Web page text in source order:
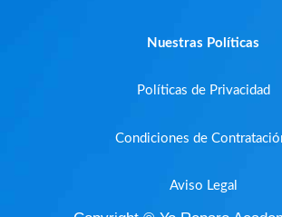
Nuestras Políticas
Políticas de Privacidad
Condiciones de
Aviso Legal